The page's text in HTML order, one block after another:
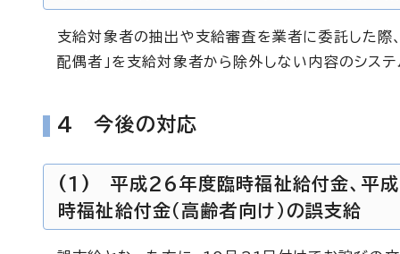
支給対象者の抽出や支給審査を業者に委託した際
配偶者」を支給対象者から除外しない内容のシス
4 今後の対応
(1) 平成26年度臨時福祉給付金、平
時福祉給付金（高齢者向け）の誤支給